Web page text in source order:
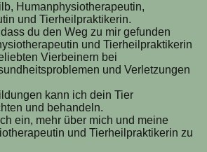
Humanphysiotherapeutin,
und Tierheilpraktikerin.
du den Weg zu mir gefunden
und Tierheilpraktikerin
Vierbeinern bei
und Verletzungen
kann ich dein Tier
und behandeln.
ein, mehr über mich und meine
und Tierheilpraktikerin zu